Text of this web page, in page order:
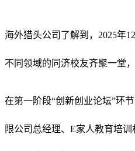
海外猎头公司了解到，2025年
不同领域的同济校友齐聚一堂
在第一阶段“创新创业论坛”环
限公司总经理、E家人教育培